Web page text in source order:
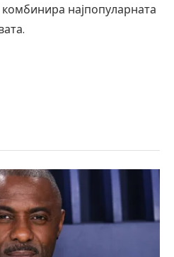
најпопуларната